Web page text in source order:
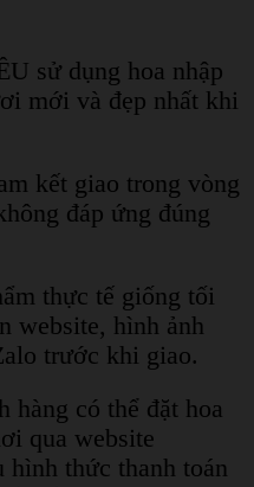
sử dụng hoa nhập
mới và đẹp nhất khi
kết giao trong vòng
đáp ứng đúng
thực tế giống tối
website, hình ảnh
trước khi giao.
hàng có thể đặt hoa
qua website
hình thức thanh toán